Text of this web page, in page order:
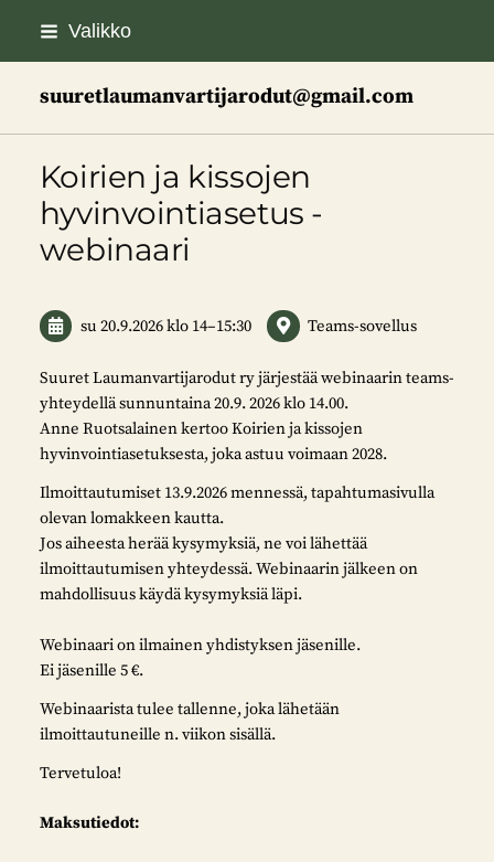
Siirry
Valikko
suuretlaumanvartijarodut@gmail.com
Koirien ja kissojen
hyvinvointiasetus -
webinaari
su 20.9.2026klo 14–15:30 Teams-sovellus
Suuret Laumanvartijarodut ry järjestää webinaarin teams-
yhteydellä sunnuntaina 20.9. 2026 klo 14.00.
Anne Ruotsalainen kertoo Koirien ja kissojen
hyvinvointiasetuksesta, joka astuu voimaan 2028.
Ilmoittautumiset 13.9.2026 mennessä, tapahtumasivulla
olevan lomakkeen kautta.
Jos aiheesta herää kysymyksiä, ne voi lähettää
ilmoittautumisen yhteydessä. Webinaarin jälkeen on
mahdollisuus käydä kysymyksiä läpi.
Webinaari on ilmainen yhdistyksen jäsenille.
Ei jäsenille 5 €.
Webinaarista tulee tallenne, joka lähetään
ilmoittautuneille n. viikon sisällä.
Tervetuloa!
Maksutiedot: